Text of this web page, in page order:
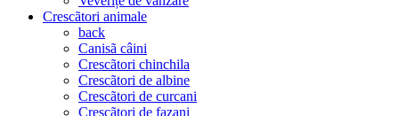
Crescãtori animale
back
Canisã câini
Crescãtori chinchila
Crescãtori de albine
Crescãtori de curcani
Crescãtori de fazani